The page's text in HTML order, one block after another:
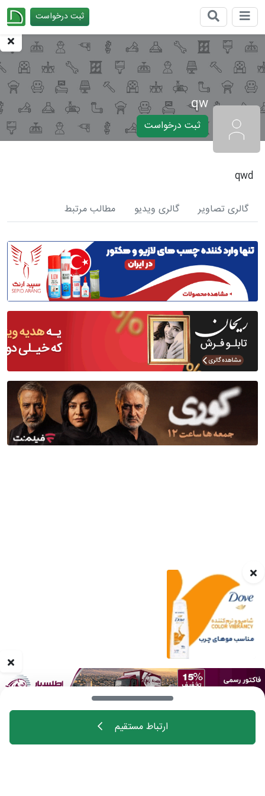
ثبت درخواست
مجله
خانه
اهالی فن
qw
ثبت درخواست
qwd
گالری تصاویر گالری ویدیو مطالب مرتبط
ارتباط مستقیم